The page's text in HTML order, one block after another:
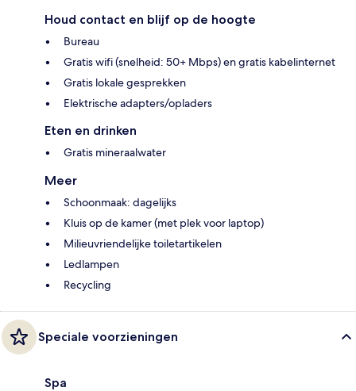
Houd contact en blijf op de hoogte
Bureau
Gratis wifi (snelheid: 50+ Mbps) en gratis kabelinternet
Gratis lokale gesprekken
Elektrische adapters/opladers
Eten en drinken
Gratis mineraalwater
Meer
Schoonmaak: dagelijks
Kluis op de kamer (met plek voor laptop)
Milieuvriendelijke toiletartikelen
Ledlampen
Recycling
Speciale voorzieningen
Spa